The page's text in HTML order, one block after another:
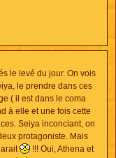
le levé du jour. On vois
le prendre dans ces
( il est dans le coma
à elle et une fois cette
Seiya inconciant, on
protagoniste. Mais
!!! Oui, Athena et